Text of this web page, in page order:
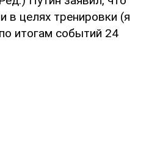
в целях тренировки (я
итогам событий 24